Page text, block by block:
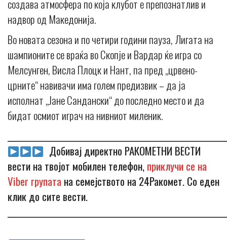
создава атмосфера по која клубот е препознатлив и
надвор од Македонија.
Во новата сезона и по четири години пауза, Лигата на
шампионите се враќа во Скопје и Вардар ќе игра со
Мелсунген, Висла Плоцк и Нант, па пред „црвено-
црните“ навивачи има голем предизвик – да ја
исполнат „Јане Сандански“ до последно место и да
бидат осмиот играч на нивниот миленик.
Добивај директно РАКОМЕТНИ ВЕСТИ
вести на твојот мобилен телефон,приклучи се на
Viber групата на семејството на 24Ракомет. Со еден
клик до сите вести.